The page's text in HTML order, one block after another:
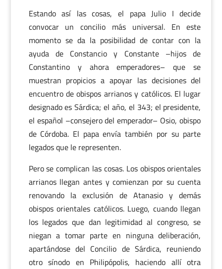
Estando así las cosas, el papa Julio I decide
convocar un concilio más universal. En este
momento se da la posibilidad de contar con la
ayuda de Constancio y Constante –hijos de
Constantino y ahora emperadores– que se
muestran propicios a apoyar las decisiones del
encuentro de obispos arrianos y católicos. El lugar
designado es Sárdica; el año, el 343; el presidente,
el español –consejero del emperador– Osio, obispo
de Córdoba. El papa envía también por su parte
legados que le representen.
Pero se complican las cosas. Los obispos orientales
arrianos llegan antes y comienzan por su cuenta
renovando la exclusión de Atanasio y demás
obispos orientales católicos. Luego, cuando llegan
los legados que dan legitimidad al congreso, se
niegan a tomar parte en ninguna deliberación,
apartándose del Concilio de Sárdica, reuniendo
otro sínodo en Philipópolis, haciendo allí otra